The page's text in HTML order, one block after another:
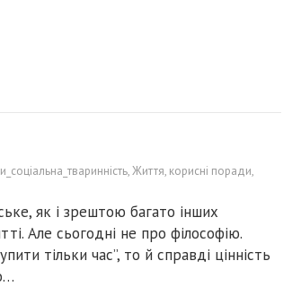
,Життя, корисні поради,
як і зрештою багато інших
Але сьогодні не про філософію.
тільки час”, то й справді цінність